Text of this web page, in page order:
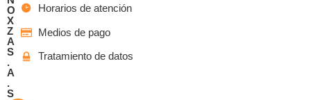
O
X
Z
A
S
.
A
.
S
Horarios de atención
Medios de pago
Tratamiento de datos